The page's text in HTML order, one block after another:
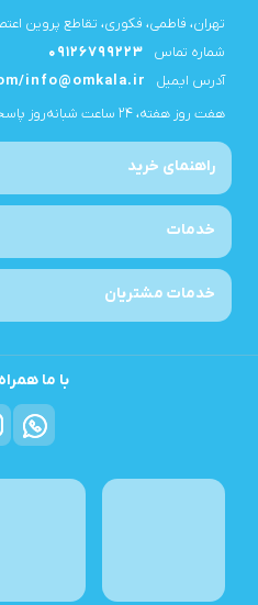
تهران، فاطمی، فکوری، تقاطع پروین
شماره تماس
09126799223
آدرس ایمیل
info@omkala.ir
هفت روز هفته، ۲۴ ساعت شبانه‌روز پاسخگوی شما هستیم.
راهنمای خرید
خدمات
خدمات مشتریان
با ما